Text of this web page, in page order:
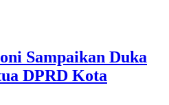
Sampaikan Duka
DPRD Kota